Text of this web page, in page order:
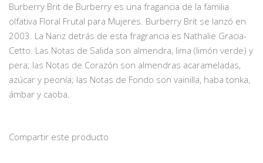
Burberry Brit de Burberry es una fragancia de la familia
olfativa Floral Frutal para Mujeres. Burberry Brit se lanzó en
2003. La Nariz detrás de esta fragrancia es Nathalie Gracia-
Cetto. Las Notas de Salida son almendra, lima (limón verde) y
pera; las Notas de Corazón son almendras acarameladas,
azúcar y peonía; las Notas de Fondo son vainilla, haba tonka,
ámbar y caoba.
Compartir este producto